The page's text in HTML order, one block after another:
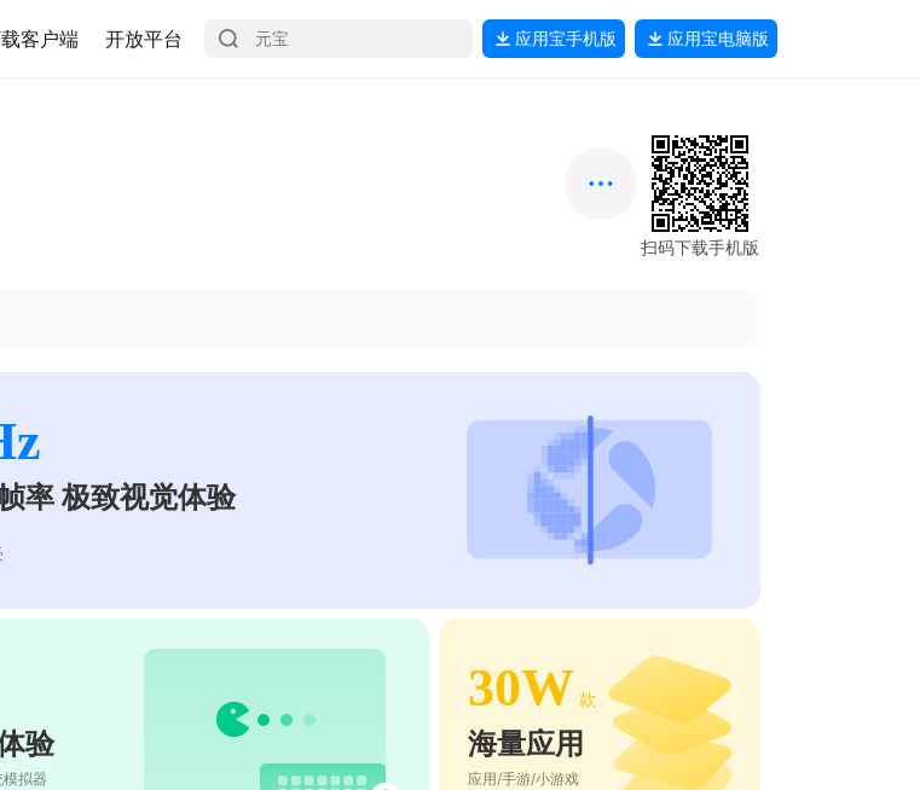
客户端 开放平台 应用宝手机版 应用宝电脑版
扫码下载手机版
率 极致视觉体验
验
拟器
30W 款
海量应用
应用/手游/小游戏